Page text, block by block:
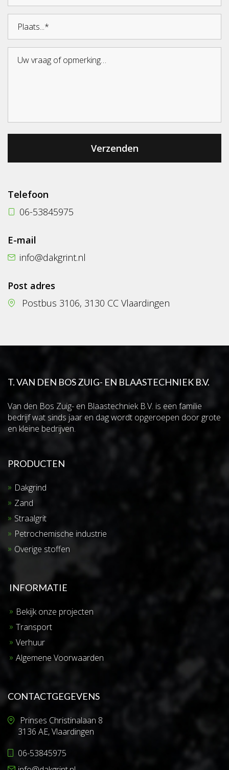
Telefoon
06-53845975
E-mail
info@dakgrint.nl
Post adres
Postbus 3106, 3130 CC Vlaardingen
T. VAN DEN BOS ZUIG- EN BLAASTECHNIEK B.V.
Van den Bos Zuig- en Blaastechniek B.V. is een familie
bedrijf wat sinds jaar en dag wordt opgeroepen door grote
en kleine bedrijven.
PRODUCTEN
Dakgrind
Zand
Straalgrit
Petrochemische industrie
Overige stoffen
INFORMATIE
Bekijk onze projecten
Transport
Verhuur
Algemene Voorwaarden
CONTACTGEGEVENS
Prinses Christinalaan 8
3136 AE, Vlaardingen
06-53845975